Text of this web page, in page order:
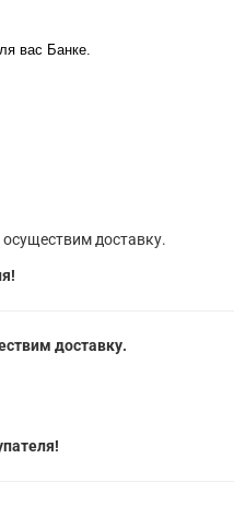
вас Банке.
доставку.
доставку.